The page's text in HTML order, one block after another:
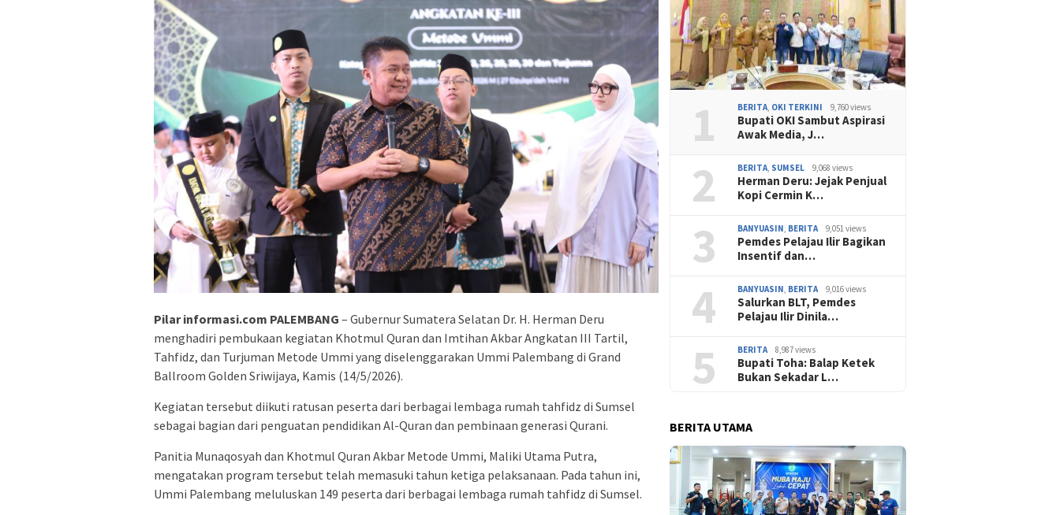
Pilar informasi.com PALEMBANG – Gubernur Sumatera Selatan Dr. H. Herman Deru
menghadiri pembukaan kegiatan Khotmul Quran dan Imtihan Akbar Angkatan III Tartil,
Tahfidz, dan Turjuman Metode Ummi yang diselenggarakan Ummi Palembang di Grand
Ballroom Golden Sriwijaya, Kamis (14/5/2026).
Kegiatan tersebut diikuti ratusan peserta dari berbagai lembaga rumah tahfidz di Sumsel
sebagai bagian dari penguatan pendidikan Al-Quran dan pembinaan generasi Qurani.
Panitia Munaqosyah dan Khotmul Quran Akbar Metode Ummi, Maliki Utama Putra,
mengatakan program tersebut telah memasuki tahun ketiga pelaksanaan. Pada tahun ini,
Ummi Palembang meluluskan 149 peserta dari berbagai lembaga rumah tahfidz di Sumsel.
1 BERITA, OKI TERKINI 9,760 views
Bupati OKI Sambut Aspirasi
Awak Media, J…
2 BERITA, SUMSEL 9,068 views
Herman Deru: Jejak Penjual
Kopi Cermin K…
3 BANYUASIN, BERITA 9,051 views
Pemdes Pelajau Ilir Bagikan
Insentif dan…
4 BANYUASIN, BERITA 9,016 views
Salurkan BLT, Pemdes
Pelajau Ilir Dinila…
5 BERITA 8,987 views
Bupati Toha: Balap Ketek
Bukan Sekadar L…
BERITA UTAMA